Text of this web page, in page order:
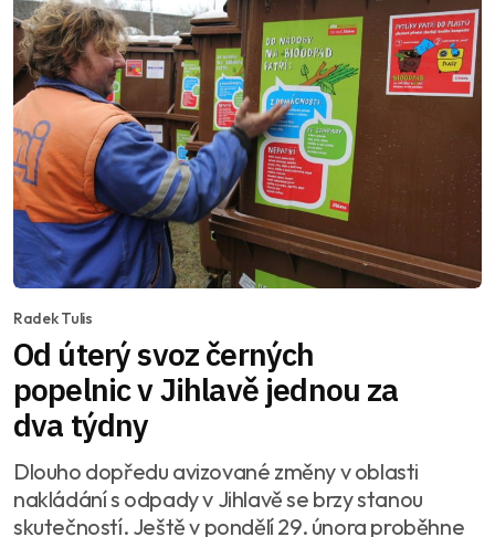
Radek Tulis
Od úterý svoz černých
popelnic v Jihlavě jednou za
dva týdny
Dlouho dopředu avizované změny v oblasti
nakládání s odpady v Jihlavě se brzy stanou
skutečností. Ještě v pondělí 29. února proběhne